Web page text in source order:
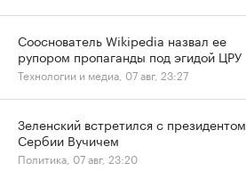
Сооснователь Wikipedia назвал ее
рупором пропаганды под эгидой ЦРУ
Технологии и медиа, 07 авг, 23:27
Зеленский встретился с президентом
Сербии Вучичем
Политика, 07 авг, 23:20